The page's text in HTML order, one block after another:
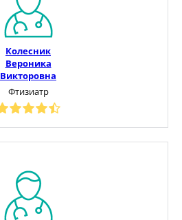
Колесник
Вероника
Викторовна
Фтизиатр